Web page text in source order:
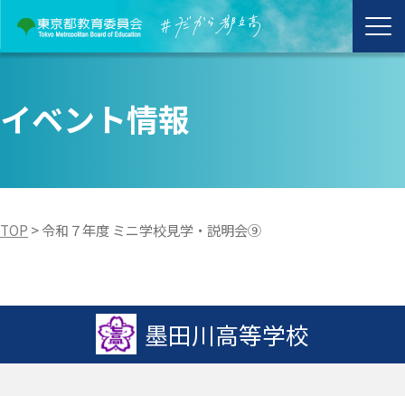
イベント情報
TOP >令和７年度 ミニ学校見学・説明会⑨
墨田川高等学校